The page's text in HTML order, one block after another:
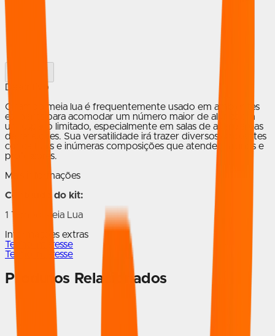
Descritivo
O tampo meia lua é frequentemente usado em ambientes
escolares para acomodar um número maior de alunos em
um espaço limitado, especialmente em salas de aula e áreas
de refeições. Sua versatilidade irá trazer diversos ambientes
conceituais e inúmeras composições que atendem alunos e
professores.
Mais informações
Conteúdo do kit:
1 Tampo Meia Lua
Informações extras
Tenho interesse
Tenho interesse
Produtos Relacionados